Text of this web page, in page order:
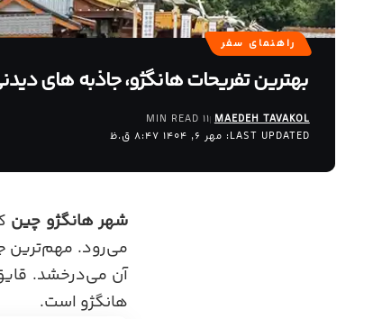
راهنمای سفر
بهترین تفریحات هانگژو، جاذبه‌ های
LAST UPDATED: مهر 6, 1404 8:47 ق.ظ
MAEDEH TAVAKOL
11 MIN READ
شهر هانگژو چین
می‌رود. مهم‌ترین
آن می‌درخشد.
هانگژو است.